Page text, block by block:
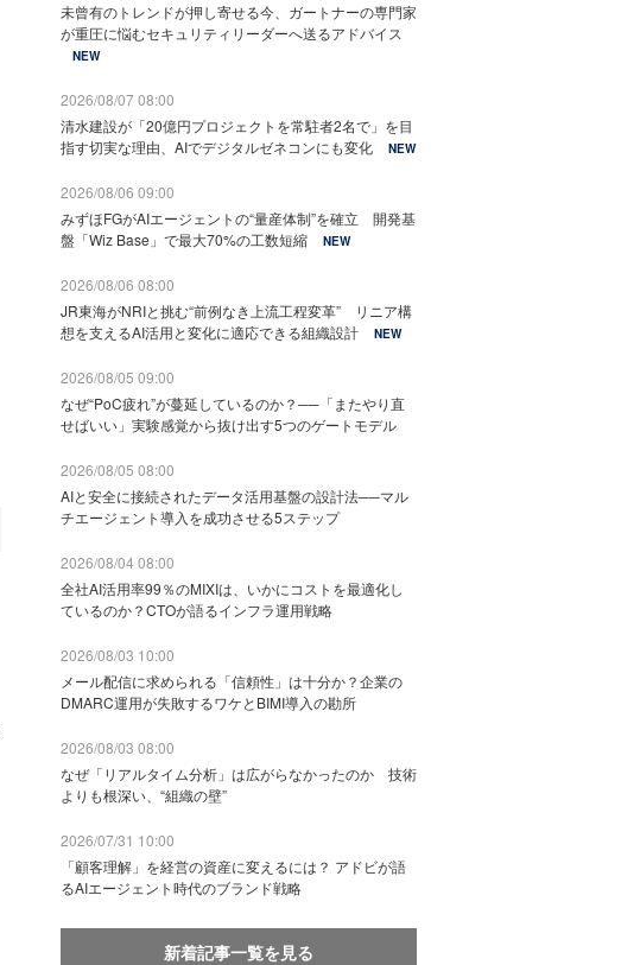
未曾有のトレンドが押し寄せる今、ガートナーの専門家
が重圧に悩むセキュリティリーダーへ送るアドバイス
NEW
2026/08/07 08:00
清水建設が「20億円プロジェクトを常駐者2名で」を目
指す切実な理由、AIでデジタルゼネコンにも変化
NEW
2026/08/06 09:00
みずほFGがAIエージェントの“量産体制”を確立 開発基
盤「Wiz Base」で最大70%の工数短縮
NEW
2026/08/06 08:00
JR東海がNRIと挑む“前例なき上流工程変革” リニア構
想を支えるAI活用と変化に適応できる組織設計
NEW
2026/08/05 09:00
なぜ“PoC疲れ”が蔓延しているのか？──「またやり直
せばいい」実験感覚から抜け出す5つのゲートモデル
2026/08/05 08:00
AIと安全に接続されたデータ活用基盤の設計法──マル
チエージェント導入を成功させる5ステップ
2026/08/04 08:00
全社AI活用率99％のMIXIは、いかにコストを最適化し
ているのか？CTOが語るインフラ運用戦略
2026/08/03 10:00
メール配信に求められる「信頼性」は十分か？企業の
DMARC運用が失敗するワケとBIMI導入の勘所
2026/08/03 08:00
なぜ「リアルタイム分析」は広がらなかったのか 技術
よりも根深い、“組織の壁”
2026/07/31 10:00
「顧客理解」を経営の資産に変えるには？ アドビが語
るAIエージェント時代のブランド戦略
新着記事一覧を見る